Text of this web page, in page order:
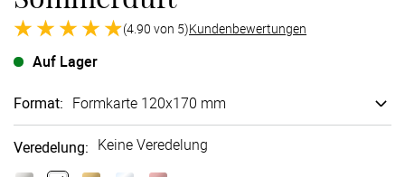
(4.90 von 5)Kundenbewertungen
Auf Lager
Format: Formkarte 120x170 mm
Veredelung: Keine Veredelung